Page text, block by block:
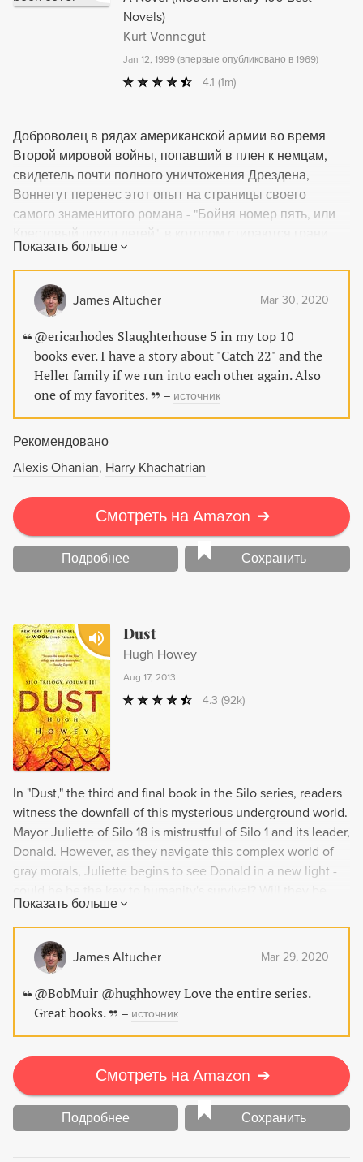
Novels)
Kurt Vonnegut
Jan 12, 1999 (впервые опубликовано в 1969)
4.1 (1m)
Доброволец в рядах американской армии во время
Второй мировой войны, попавший в плен к немцам,
свидетель почти полного уничтожения Дрездена,
Воннегут перенес этот опыт на страницы своего
самого знаменитого романа - "Бойня номер пять, или
между настоящим и прошлым, миром и войной,
реальностью и фантазией, безумием и трезвостью.
Роман Курта Воннегута "Бойня №5" сочетает в себе
политическую сатиру, документально-исторические
реминисценции и фантастические элементы. Можно ли
сохранить разум перед лицом бессмысленной войны?
Или придется воспринимать происходящее как
данность, не подлежащую изменениям?
Показать больше
James Altucher Mar 30, 2020
@ericarhodes Slaughterhouse 5 in my top 10
books ever. I have a story about "Catch 22" and the
Heller family if we run into each other again. Also
one of my favorites.
– источник
Рекомендовано
Alexis Ohanian Harry Khachatrian
Смотреть на Amazon ➔
Подробнее Сохранить
Dust
Hugh Howey
Aug 17, 2013
4.3 (92k)
In "Dust," the third and final book in the Silo series, readers
witness the downfall of this mysterious underground world.
Mayor Juliette of Silo 18 is mistrustful of Silo 1 and its leader,
Donald. However, as they navigate this complex world of
gray morals, Juliette begins to see Donald in a new light -
able to work together to ensure the continued existence of
their world? Find out in this thrilling conclusion to a riveting
series.
Показать больше
James Altucher Mar 29, 2020
@BobMuir @hughhowey Love the entire series.
Great books.
– источник
Смотреть на Amazon ➔
Подробнее Сохранить